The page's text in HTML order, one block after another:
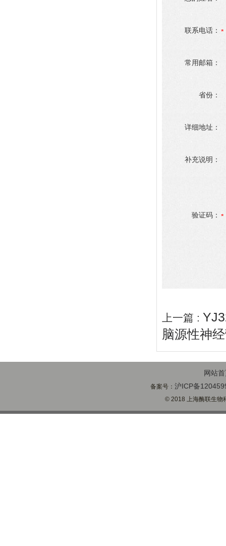
联系电话：
常用邮箱：
省份：
详细地址：
补充说明：
验证码：
上一篇 :
脑源性神
网站
备案号：沪ICP备
© 2018 上海酶联生物